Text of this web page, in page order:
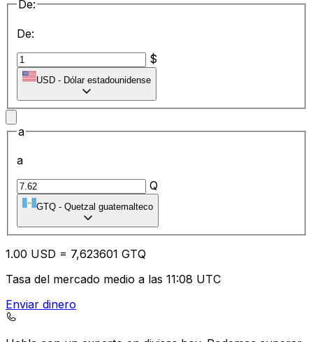
De:
De:
$
USD - Dólar estadounidense
a
a
Q
GTQ - Quetzal guatemalteco
1.00 USD = 7,623601 GTQ
Tasa del mercado medio a las 11:08 UTC
Enviar dinero